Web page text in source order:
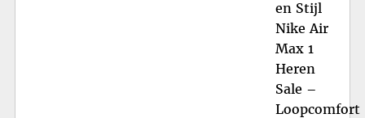
en Stijl
Nike Air
Max 1
Heren
Sale –
Loopcomfort